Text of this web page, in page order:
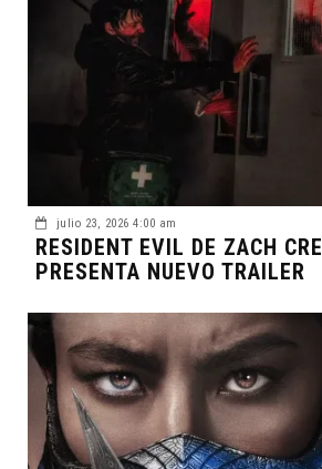
julio 23, 2026 4:00 am
RESIDENT EVIL DE ZACH
PRESENTA NUEVO TRAILER